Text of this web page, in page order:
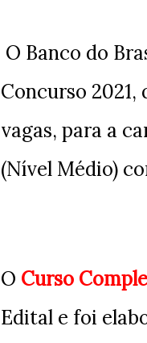
O Banco do
Concurso
vagas, para a
(Nível Médio)
O Curso
Edital e foi